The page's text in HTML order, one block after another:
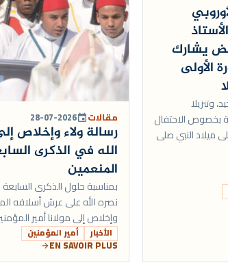
مقالاتevent
28-07-2026
رسالة ولاء وإخلاص
الله في الذكرى
المنعمين
بمناسبة حلول الذكرى
نصره الله على عرش أسلافه
وإخلاص إلى مولانا أمير
الأخبار أمير المؤمنين
EN SAVOIR PLUS
arrow_forward
يشارك
الأولى
وتنزيلا
بخصوص الاحتفال
ميلاد النبي صلى